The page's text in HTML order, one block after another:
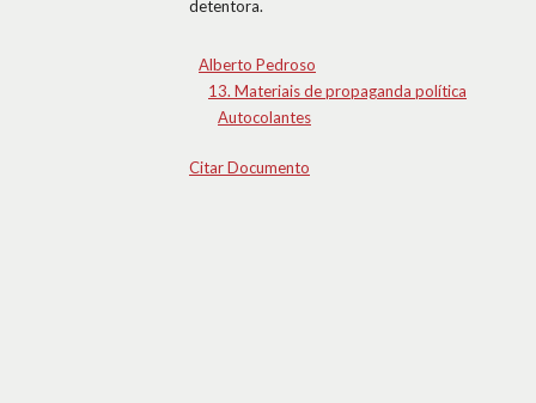
detentora.
Alberto Pedroso
13. Materiais de propaganda política
Autocolantes
Citar Documento